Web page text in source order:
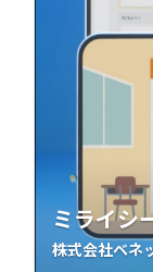
ミライシ
株式会社ベネ